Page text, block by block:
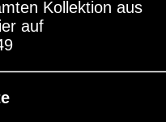
Kollektion aus
auf